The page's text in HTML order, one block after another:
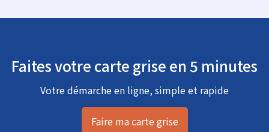
Faites votre carte grise en 5 minutes
Votre démarche en ligne, simple et rapide
Faire ma carte grise